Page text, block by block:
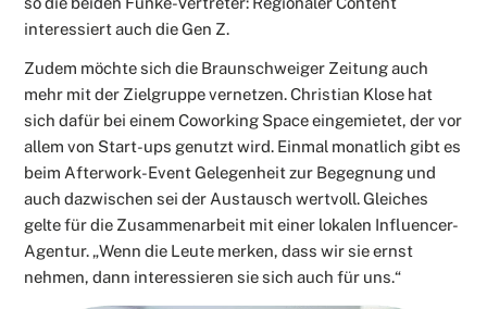
interessiert auch die Gen Z.
Zudem möchte sich die Braunschweiger Zeitung auch
mehr mit der Zielgruppe vernetzen. Christian Klose hat
sich dafür bei einem Coworking Space eingemietet, der vor
allem von Start-ups genutzt wird. Einmal monatlich gibt es
beim Afterwork-Event Gelegenheit zur Begegnung und
auch dazwischen sei der Austausch wertvoll. Gleiches
gelte für die Zusammenarbeit mit einer lokalen Influencer-
Agentur. „Wenn die Leute merken, dass wir sie ernst
nehmen, dann interessieren sie sich auch für uns.“